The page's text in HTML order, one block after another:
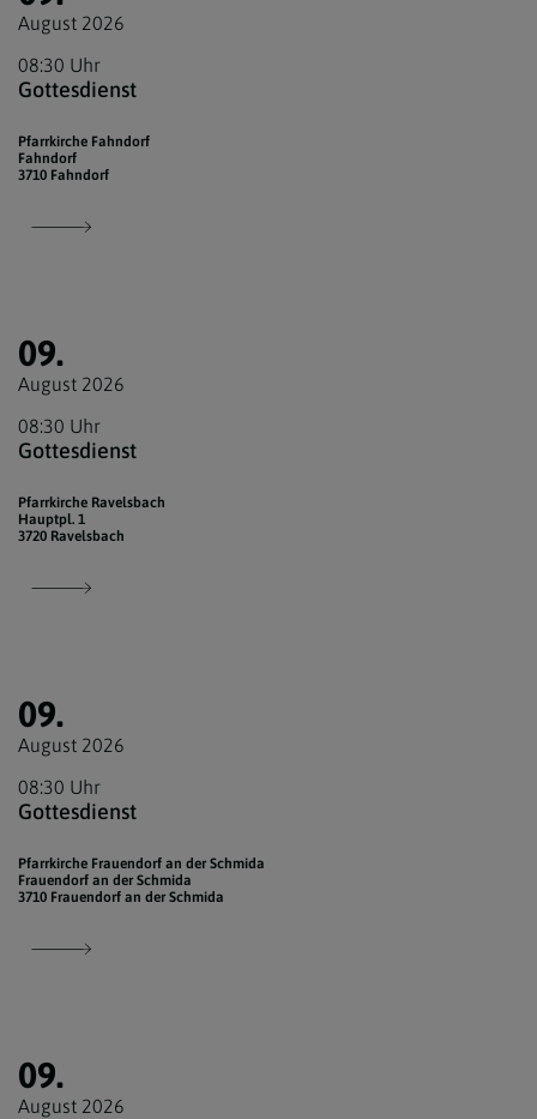
August 2026
08:30 Uhr
Gottesdienst
Pfarrkirche Fahndorf
Fahndorf
3710 Fahndorf
09.
August 2026
08:30 Uhr
Gottesdienst
Pfarrkirche Ravelsbach
Hauptpl. 1
3720 Ravelsbach
09.
August 2026
08:30 Uhr
Gottesdienst
Pfarrkirche Frauendorf an der Schmida
Frauendorf an der Schmida
3710 Frauendorf an der Schmida
09.
August 2026